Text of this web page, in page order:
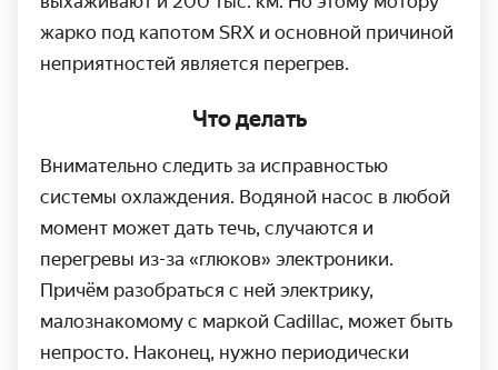
жарко под капотом SRX и основной причиной
неприятностей является перегрев.
Что делать
Внимательно следить за исправностью
системы охлаждения. Водяной насос в любой
момент может дать течь, случаются и
перегревы из-за «глюков» электроники.
Причём разобраться с ней электрику,
малознакомому с маркой Cadillac, может быть
непросто. Наконец, нужно периодически